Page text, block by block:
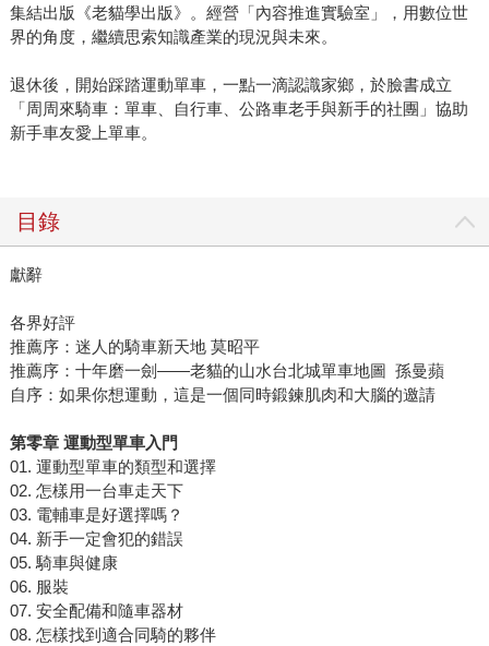
集結出版《老貓學出版》。經營「內容推進實驗室」，用數位世
界的角度，繼續思索知識產業的現況與未來。
退休後，開始踩踏運動單車，一點一滴認識家鄉，於臉書成立
「周周來騎車：單車、自行車、公路車老手與新手的社團」協助
新手車友愛上單車。
目錄
獻辭
各界好評
推薦序：迷人的騎車新天地 莫昭平
推薦序：十年磨一劍——老貓的山水台北城單車地圖 孫曼蘋
自序：如果你想運動，這是一個同時鍛鍊肌肉和大腦的邀請
第零章 運動型單車入門
01. 運動型單車的類型和選擇
02. 怎樣用一台車走天下
03. 電輔車是好選擇嗎？
04. 新手一定會犯的錯誤
05. 騎車與健康
06. 服裝
07. 安全配備和隨車器材
08. 怎樣找到適合同騎的夥伴